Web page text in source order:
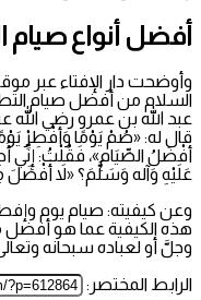
أفضل أنواع صيام
وأوضحت دار الإفتاء عبر
السلام من أفضل صيام
عبد الله بن عمرو رضي الله
قال له: «صُمْ يَوْمًا وَأَفْطِرْ
أَفْضَلُ الصِّيَامِ»، فَقُلْتُ: إِنِّي
عَلَيْهِ وَآله وَسَلَّمَ؟ «لاَ أَفْضَلَ
وعن كيفيته: صيام يوم
هذه الكيفية عما هو أفضل
وجلَّ أو لعباده سبحانه
الرابط المختصر: